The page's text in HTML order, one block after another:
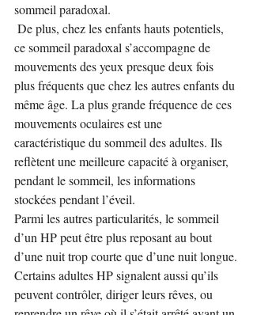
sommeil paradoxal.
ce sommeil paradoxal s’accompagne de
mouvements des yeux presque deux fois
plus fréquents que chez les autres enfants du
même âge. La plus grande fréquence de ces
mouvements oculaires est une
caractéristique du sommeil des adultes. Ils
reflètent une meilleure capacité à organiser,
pendant le sommeil, les informations
stockées pendant l’éveil.
Parmi les autres particularités, le sommeil
d’un HP peut être plus reposant au bout
d’une nuit trop courte que d’une nuit longue.
Certains adultes HP signalent aussi qu’ils
peuvent contrôler, diriger leurs rêves, ou